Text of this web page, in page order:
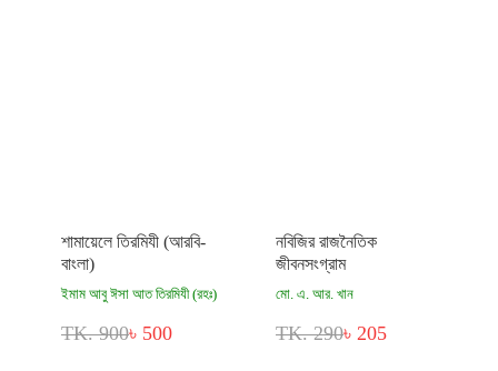
শামায়েলে তিরমিযী (আরবি-
বাংলা)
ইমাম আবু ঈসা আত তিরমিযী (রহঃ)
TK. 900৳ 500
নবিজির রাজনৈতিক
জীবনসংগ্রাম
মো. এ. আর. খান
TK. 290৳ 205